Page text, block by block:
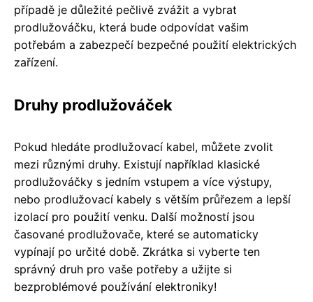
případě je důležité pečlivě zvážit a vybrat
prodlužováčku, která bude odpovídat vašim
potřebám a zabezpečí bezpečné použití elektrických
zařízení.
Druhy prodlužováček
Pokud hledáte prodlužovací kabel, můžete zvolit
mezi různými druhy. Existují například klasické
prodlužováčky s jedním vstupem a více výstupy,
nebo prodlužovací kabely s větším průřezem a lepší
izolací pro použití venku. Další možností jsou
časované prodlužovače, které se automaticky
vypínají po určité době. Zkrátka si vyberte ten
správný druh pro vaše potřeby a užijte si
bezproblémové používání elektroniky!